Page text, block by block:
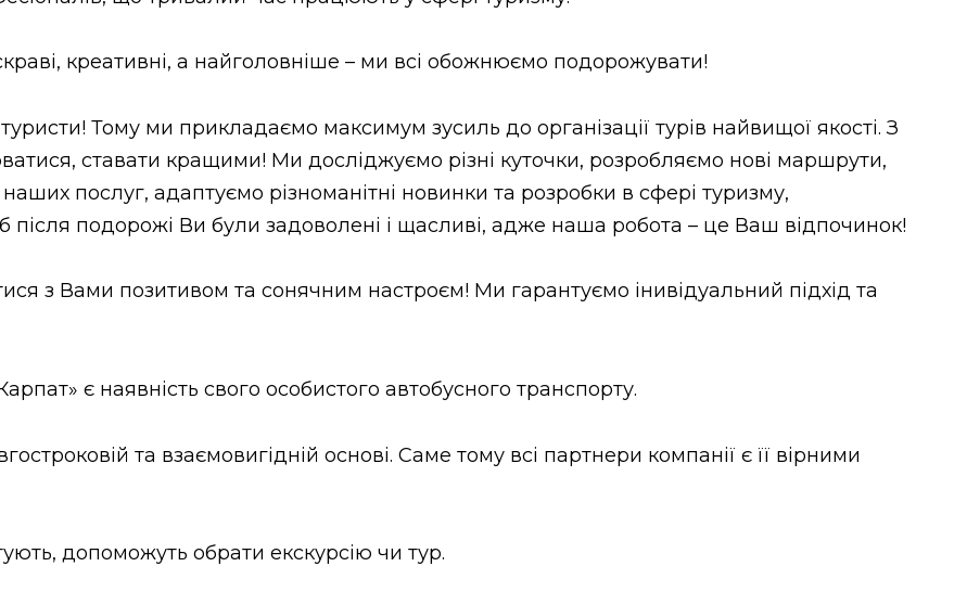
креативні, а найголовніше – ми всі обожнюємо подорожувати!
Тому ми прикладаємо максимум зусиль до організації турів найвищої якості. З
ставати кращими! Ми досліджуємо різні куточки, розробляємо нові маршрути,
послуг, адаптуємо різноманітні новинки та розробки в сфері туризму,
подорожі Ви були задоволені і щасливі, адже наша робота – це Ваш відпочинок!
з Вами позитивом та сонячним настроєм! Ми гарантуємо інивідуальний підхід та
є наявність свого особистого автобусного транспорту.
та взаємовигідній основі. Саме тому всі партнери компанії є її вірними
допоможуть обрати екскурсію чи тур.